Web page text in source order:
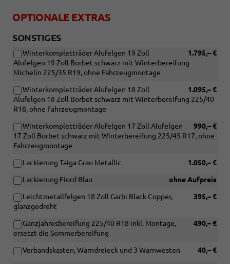
OPTIONALE EXTRAS
SONSTIGES
1.795,– €
Winterkompletträder Alufelgen 19 Zoll
Alufelgen 19 Zoll Borbet schwarz mit Winterbereifung
Michelin 225/35 R19, ohne Fahrzeugmontage
1.095,– €
Winterkompletträder Alufelgen 18 Zoll
Alufelgen 18 Zoll Borbet schwarz mit Winterbereifung 225/40
R18, ohne Fahrzeugmontage
990,– €
Winterkompletträder Alufelgen 17 Zoll Alufelgen
17 Zoll Borbet schwarz mit Winterbereifung 225/45 R17, ohne
Fahrzeugmontage
1.050,– €
Lackierung Taiga Grau Metallic
ohne Aufpreis
Lackierung Fiord Blau
395,– €
Leichtmetallfelgen 18 Zoll Garbi Black Copper,
glanzgedreht
490,– €
Ganzjahresbereifung 225/40 R18 inkl. Montage,
ersetzt die Sommerbereifung
40,– €
Verbandskasten, Warndreieck und 3 Warnwesten